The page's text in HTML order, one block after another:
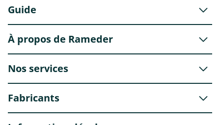
Guide
À propos de Rameder
Nos services
Fabricants